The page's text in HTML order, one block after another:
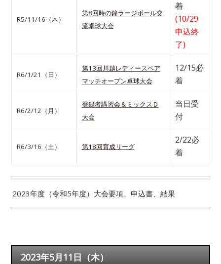
R5/11/16（木）
第8回時の鐘ラージボール交
流卓球大会
着
(10/29
申込終
了)
R6/1/21（日）
第13回川越レディースペア
マッチオープン卓球大会
12/15必
着
R6/2/12（月）
登録者講習会＆ミックスＤ
大会
当日受
付
R6/3/16（土） 第18回育成リーグ
2/22必
着
2023年度（令和5年度）大会要項、申込書、結果
2023年5月11日（木）